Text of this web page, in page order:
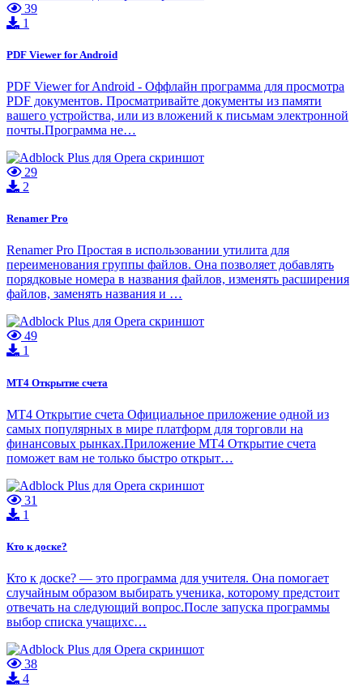
39
1
PDF Viewer for Android
PDF Viewer for Android - Оффлайн программа для просмотра
PDF документов. Просматривайте документы из памяти
вашего устройства, или из вложений к письмам электронной
почты.Программа не…
29
2
Renamer Pro
Renamer Pro Простая в использовании утилита для
переименования группы файлов. Она позволяет добавлять
порядковые номера в названия файлов, изменять расширения
файлов, заменять названия и …
49
1
МТ4 Открытие счета
МТ4 Открытие счета Официальное приложение одной из
самых популярных в мире платформ для торговли на
финансовых рынках.Приложение МТ4 Открытие счета
поможет вам не только быстро открыт…
31
1
Кто к доске?
Кто к доске? — это программа для учителя. Она помогает
случайным образом выбирать ученика, которому предстоит
отвечать на следующий вопрос.После запуска программы
выбор списка учащихс…
38
4